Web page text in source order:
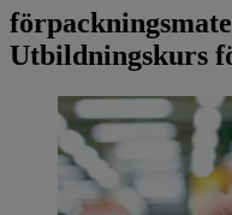
Utbildningskurs